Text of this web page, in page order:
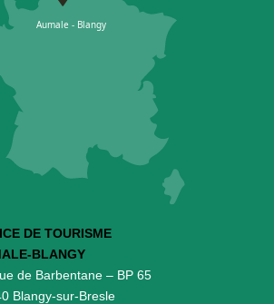
DE TOURISME
BLANGY
de Barbentane – BP 65
Blangy-sur-Bresle